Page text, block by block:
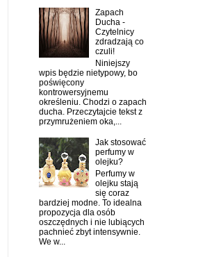
Zapach
Ducha -
Czytelnicy
zdradzają co
czuli!
Niniejszy
wpis będzie nietypowy, bo
poświęcony
kontrowersyjnemu
określeniu. Chodzi o zapach
ducha. Przeczytajcie tekst z
przymrużeniem oka,...
Jak stosować
perfumy w
olejku?
Perfumy w
olejku stają
się coraz
bardziej modne. To idealna
propozycja dla osób
oszczędnych i nie lubiących
pachnieć zbyt intensywnie.
We w...